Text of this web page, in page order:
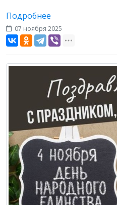
Подробнее
07 ноября 2025